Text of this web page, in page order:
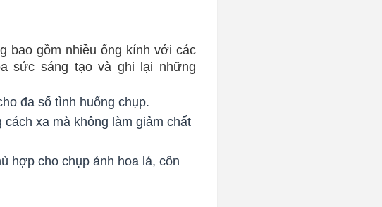
bao gồm nhiều ống kính với các
sức sáng tạo và ghi lại những
đa số tình huống chụp.
xa mà không làm giảm chất
hợp cho chụp ảnh hoa lá, côn